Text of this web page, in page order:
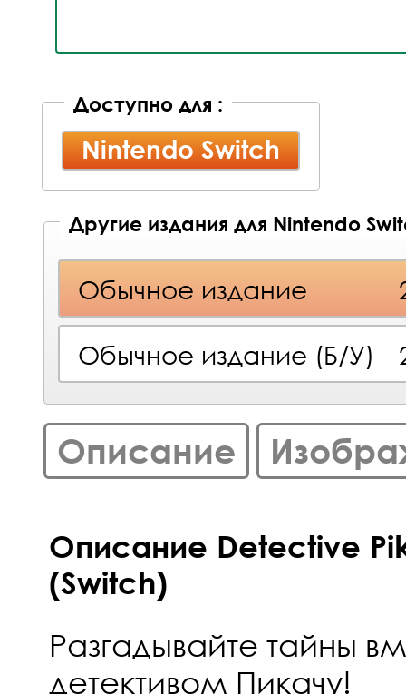
Доступно для :
Nintendo Switch
Другие издания для Nintendo
Обычное издание
Обычное издание (Б/У)
Описание
Описание Detective
(Switch)
Разгадывайте тайны
детективом Пикачу!